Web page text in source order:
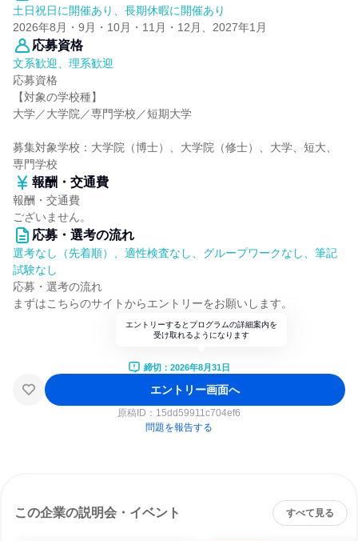
土日祝日に開催あり、長期休暇に開催あり
2026年8月・9月・10月・11月・12月、2027年1月
応募資格
文系歓迎、理系歓迎
応募資格
【対象の学校種】
大学／大学院／専門学校／短期大学
募集対象学校：大学院（博士）、大学院（修士）、大学、短大、
専門学校
報酬・交通費
報酬・交通費
ございません。
応募・選考の流れ
選考なし（先着順）、適性検査なし、グループワークなし、筆記
試験なし
応募・選考の流れ
まずはこちらのサイトからエントリーをお願いします。
エントリーするとプログラムの詳細案内を
受け取れるようになります
締切：2026年8月31日
エントリー画面へ
原稿ID： 15dd59911c704ef6
問題を報告する
この企業の説明会・イベント すべて見る